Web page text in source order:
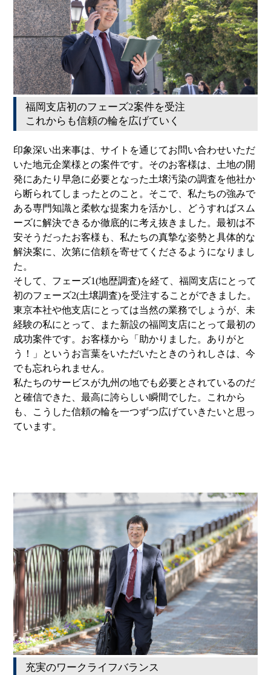
福岡支店初のフェーズ2案件を受注
これからも信頼の輪を広げていく
印象深い出来事は、サイトを通じてお問い合わせいただ
いた地元企業様との案件です。そのお客様は、土地の開
発にあたり早急に必要となった土壌汚染の調査を他社か
ら断られてしまったとのこと。そこで、私たちの強みで
ある専門知識と柔軟な提案力を活かし、どうすればスム
ーズに解決できるか徹底的に考え抜きました。最初は不
安そうだったお客様も、私たちの真摯な姿勢と具体的な
解決案に、次第に信頼を寄せてくださるようになりまし
た。
そして、フェーズ1(地歴調査)を経て、福岡支店にとって
初のフェーズ2(土壌調査)を受注することができました。
東京本社や他支店にとっては当然の業務でしょうが、未
経験の私にとって、また新設の福岡支店にとって最初の
成功案件です。お客様から「助かりました。ありがと
う！」というお言葉をいただいたときのうれしさは、今
でも忘れられません。
私たちのサービスが九州の地でも必要とされているのだ
と確信できた、最高に誇らしい瞬間でした。これから
も、こうした信頼の輪を一つずつ広げていきたいと思っ
ています。
充実のワークライフバランス